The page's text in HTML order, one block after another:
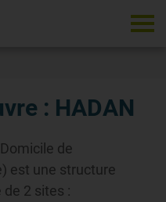
: HADAN
de
est une structure
2 sites :